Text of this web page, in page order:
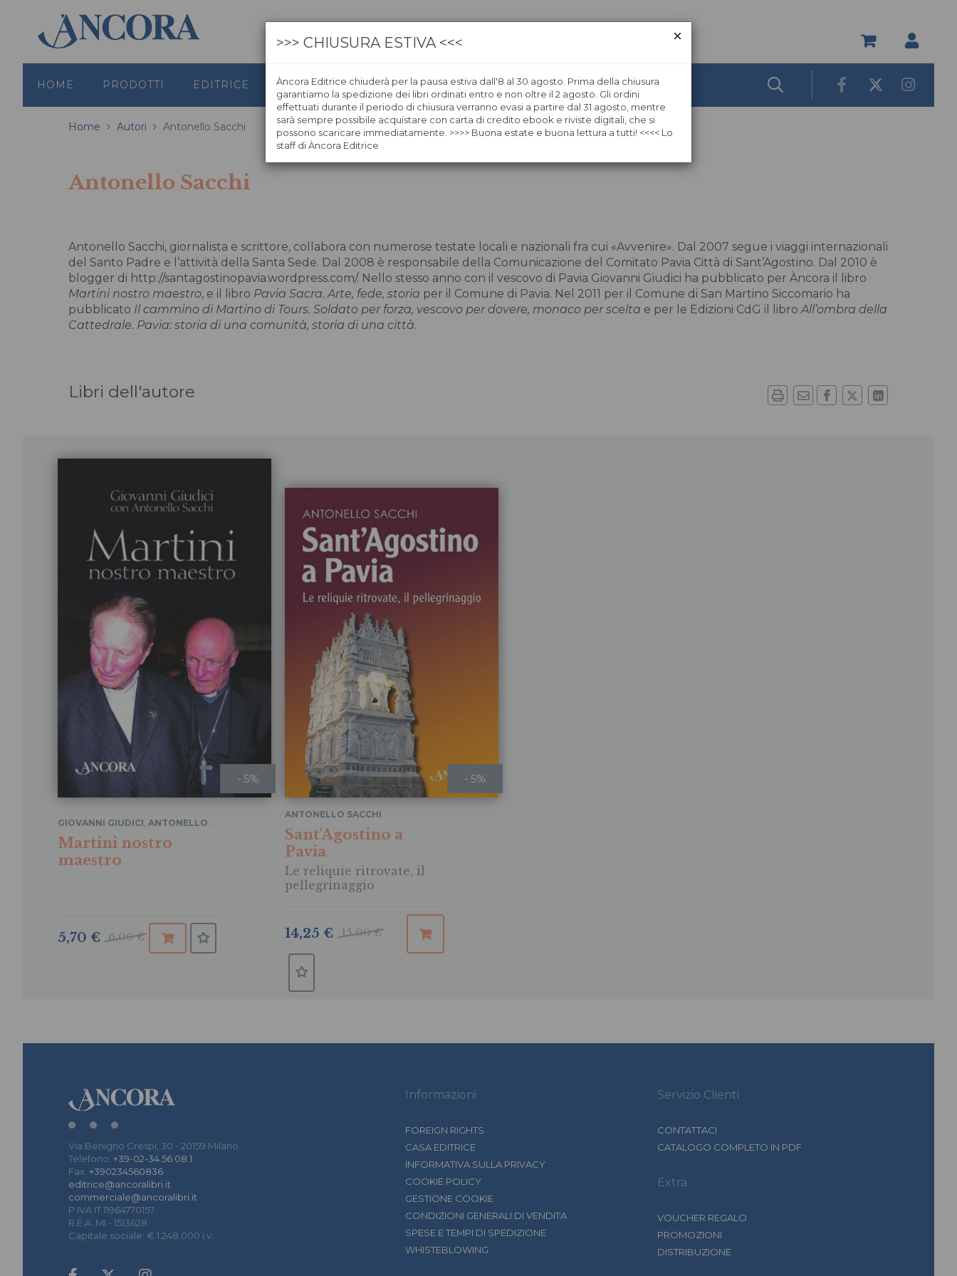
HOME PRODOTTI EDITRICE GRAFICA LIBRERIE ÀNCORAWOW
Home Autori Antonello Sacchi
Antonello Sacchi
Antonello Sacchi, giornalista e scrittore, collabora con numerose testate locali e nazionali fra cui «Avvenire». Dal 2007 segue i viaggi internazionali
del Santo Padre e l’attività della Santa Sede. Dal 2008 è responsabile della Comunicazione del Comitato Pavia Città di Sant’Agostino. Dal 2010 è
blogger di http://santagostinopavia.wordpress.com/. Nello stesso anno con il vescovo di Pavia Giovanni Giudici ha pubblicato per Àncora il libro
Martini nostro maestro, e il libro Pavia Sacra. Arte, fede, storia per il Comune di Pavia. Nel 2011 per il Comune di San Martino Siccomario ha
pubblicato Il cammino di Martino di Tours. Soldato per forza, vescovo per dovere, monaco per scelta e per le Edizioni CdG il libroAll’ombra della
Cattedrale. Pavia: storia di una comunità, storia di una città.
Libri dell'autore
- 5%
Martini nostro
maestro
GIOVANNI GIUDICI ANTONELLO
SACCHI
6,00 €
5,70 €
- 5%
Sant'Agostino a
Pavia
Le reliquie ritrovate, il
pellegrinaggio
ANTONELLO SACCHI
15,00 €
14,25 €
Via Benigno Crespi, 30 - 20159 Milano
Telefono: +39-02-34.56.08.1
Fax: +390234560836
editrice@ancoralibri.it
commerciale@ancoralibri.it
P.IVA IT 11964770157
R.E.A. MI - 1513628
Capitale sociale: € 1.248.000 i.v.
Informazioni
FOREIGN RIGHTS
CASA EDITRICE
INFORMATIVA SULLA PRIVACY
COOKIE POLICY
GESTIONE COOKIE
CONDIZIONI GENERALI DI VENDITA
SPESE E TEMPI DI SPEDIZIONE
WHISTEBLOWING
Servizio Clienti
CONTATTACI
CATALOGO COMPLETO IN PDF
Extra
VOUCHER REGALO
PROMOZIONI
DISTRIBUZIONE
>>> CHIUSURA ESTIVA <<<
Àncora Editrice chiuderà per la pausa estiva dall'8 al 30 agosto. Prima della chiusura
garantiamo la spedizione dei libri ordinati entro e non oltre il 2 agosto. Gli ordini
effettuati durante il periodo di chiusura verranno evasi a partire dal 31 agosto, mentre
sarà sempre possibile acquistare con carta di credito ebook e riviste digitali, che si
possono scaricare immediatamente. >>>> Buona estate e buona lettura a tutti! <<<< Lo
staff di Àncora Editrice